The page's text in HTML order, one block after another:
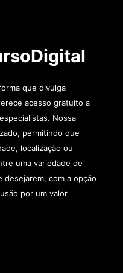
que divulga
acesso gratuito a
Nossa
permitindo que
localização ou
uma variedade de
com a opção
por um valor